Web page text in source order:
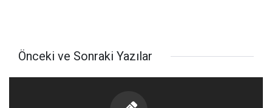
Önceki ve Sonraki Yazılar